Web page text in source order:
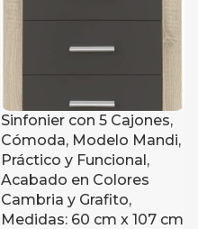
Sinfonier con 5 Cajones,
Cómoda, Modelo Mandi,
Práctico y Funcional,
Acabado en Colores
Cambria y Grafito,
Medidas: 60 cm x 107 cm